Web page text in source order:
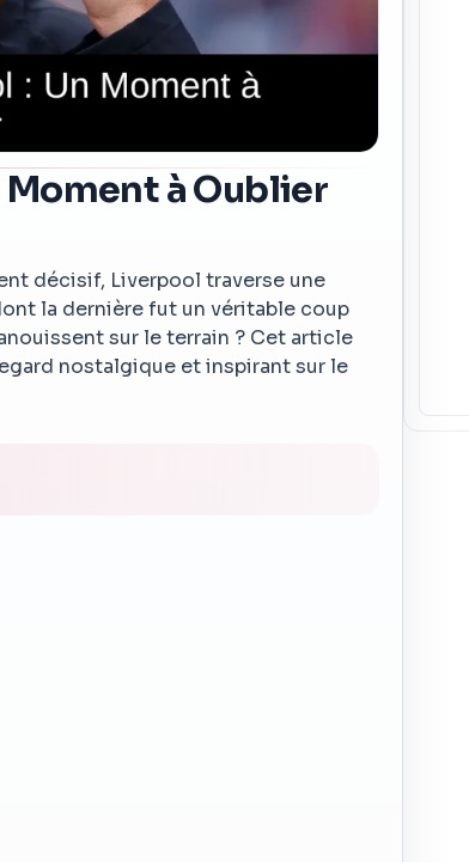
Moment à Oublier
décisif, Liverpool traverse une
la dernière fut un véritable coup
sur le terrain ? Cet article
nostalgique et inspirant sur le